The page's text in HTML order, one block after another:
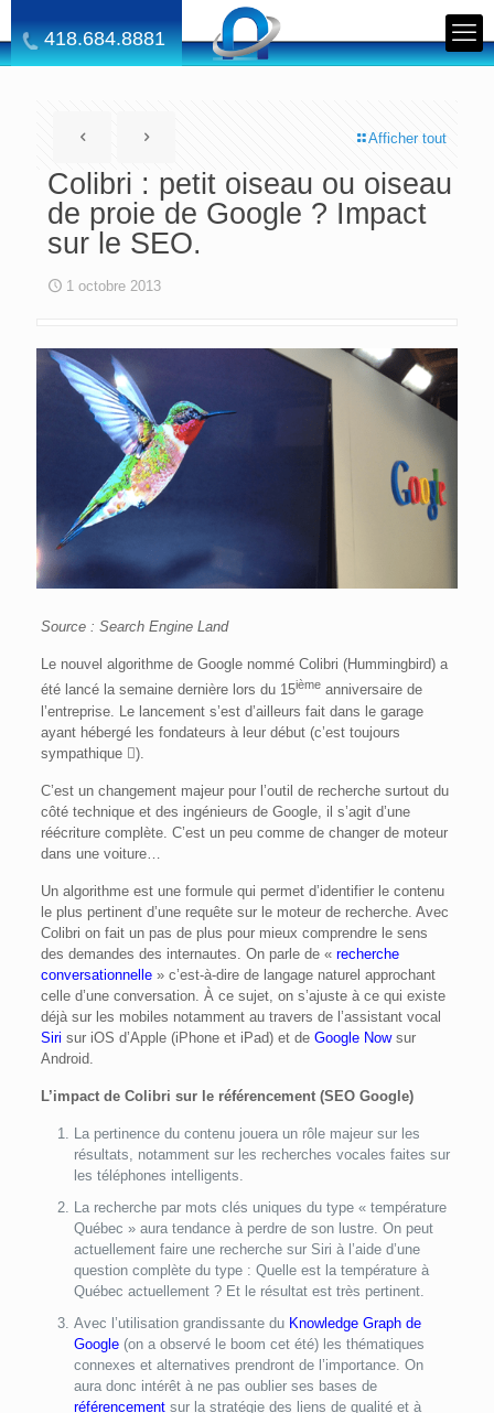
418.684.8881
Afficher tout
Colibri : petit oiseau ou oiseau
de proie de Google ? Impact
sur le SEO.
1 octobre 2013
Source : Search Engine Land
Le nouvel algorithme de Google nommé Colibri (Hummingbird) a
été lancé la semaine dernière lors du 15ièmeanniversaire de
l’entreprise. Le lancement s’est d’ailleurs fait dans le garage
ayant hébergé les fondateurs à leur début (c’est toujours
sympathique ).
C’est un changement majeur pour l’outil de recherche surtout du
côté technique et des ingénieurs de Google, il s’agit d’une
réécriture complète. C’est un peu comme de changer de moteur
dans une voiture…
Un algorithme est une formule qui permet d’identifier le contenu
le plus pertinent d’une requête sur le moteur de recherche. Avec
Colibri on fait un pas de plus pour mieux comprendre le sens
des demandes des internautes. On parle de « recherche
conversationnelle» c’est-à-dire de langage naturel approchant
celle d’une conversation. À ce sujet, on s’ajuste à ce qui existe
déjà sur les mobiles notamment au travers de l’assistant vocal
Siri sur iOS d’Apple (iPhone et iPad) et de Google Nowsur
Android.
L’impact de Colibri sur le référencement (SEO Google)
La pertinence du contenu jouera un rôle majeur sur les
résultats, notamment sur les recherches vocales faites sur
les téléphones intelligents.
La recherche par mots clés uniques du type « température
Québec » aura tendance à perdre de son lustre. On peut
actuellement faire une recherche sur Siri à l’aide d’une
question complète du type : Quelle est la température à
Québec actuellement ? Et le résultat est très pertinent.
Avec l’utilisation grandissante du Knowledge Graph de
Google(on a observé le boom cet été) les thématiques
connexes et alternatives prendront de l’importance. On
aura donc intérêt à ne pas oublier ses bases de
référencement sur la stratégie des liens de qualité et à